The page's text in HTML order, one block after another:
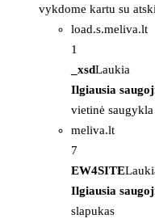
vykdome kartu su
load.s.meliva.lt
1
_xsdLaukia
Ilgiausia
vietinė saugykla
meliva.lt
7
EW4SITE
Ilgiausia
slapukas